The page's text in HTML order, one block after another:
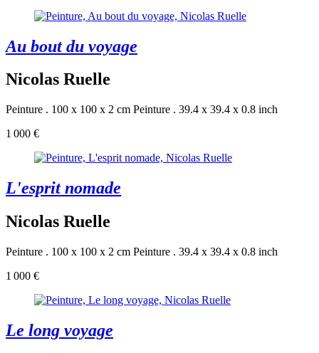
Au bout du voyage
Nicolas Ruelle
Peinture . 100 x 100 x 2 cm Peinture . 39.4 x 39.4 x 0.8 inch
1 000 €
L'esprit nomade
Nicolas Ruelle
Peinture . 100 x 100 x 2 cm Peinture . 39.4 x 39.4 x 0.8 inch
1 000 €
Le long voyage